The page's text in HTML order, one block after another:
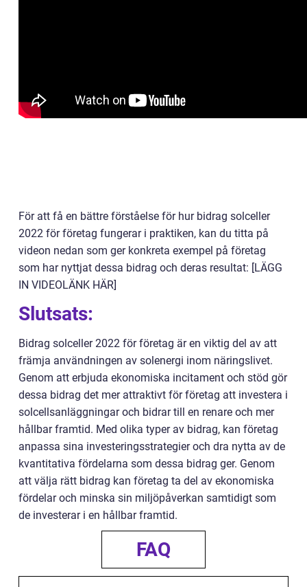
För att få en bättre förståelse för hur bidrag solceller
2022 för företag fungerar i praktiken, kan du titta på
videon nedan som ger konkreta exempel på företag
som har nyttjat dessa bidrag och deras resultat: [LÄGG
IN VIDEOLÄNK HÄR]
Slutsats:
Bidrag solceller 2022 för företag är en viktig del av att
främja användningen av solenergi inom näringslivet.
Genom att erbjuda ekonomiska incitament och stöd gör
dessa bidrag det mer attraktivt för företag att investera i
solcellsanläggningar och bidrar till en renare och mer
hållbar framtid. Med olika typer av bidrag, kan företag
anpassa sina investeringsstrategier och dra nytta av de
kvantitativa fördelarna som dessa bidrag ger. Genom
att välja rätt bidrag kan företag ta del av ekonomiska
fördelar och minska sin miljöpåverkan samtidigt som
de investerar i en hållbar framtid.
FAQ